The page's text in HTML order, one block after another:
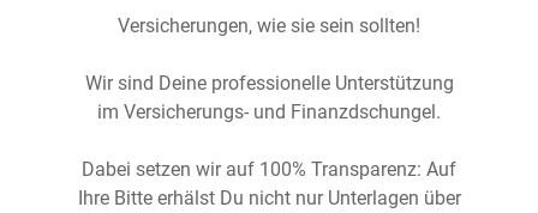
Versicherungen, wie sie sein sollten!
Wir sind Deine professionelle Unterstützung
im Versicherungs- und Finanzdschungel.
Dabei setzen wir auf 100% Transparenz: Auf
Ihre Bitte erhälst Du nicht nur Unterlagen über